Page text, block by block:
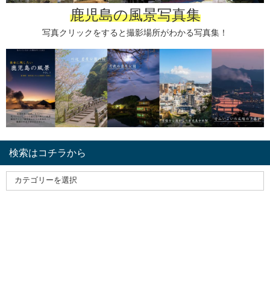
鹿児島の風景写真集
写真クリックをすると撮影場所がわかる写真集！
検索はコチラから